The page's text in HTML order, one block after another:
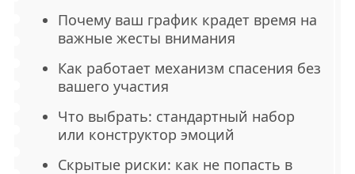
Почему ваш график крадет время на
важные жесты внимания
Как работает механизм спасения без
вашего участия
Что выбрать: стандартный набор
или конструктор эмоций
Скрытые риски: как не попасть в